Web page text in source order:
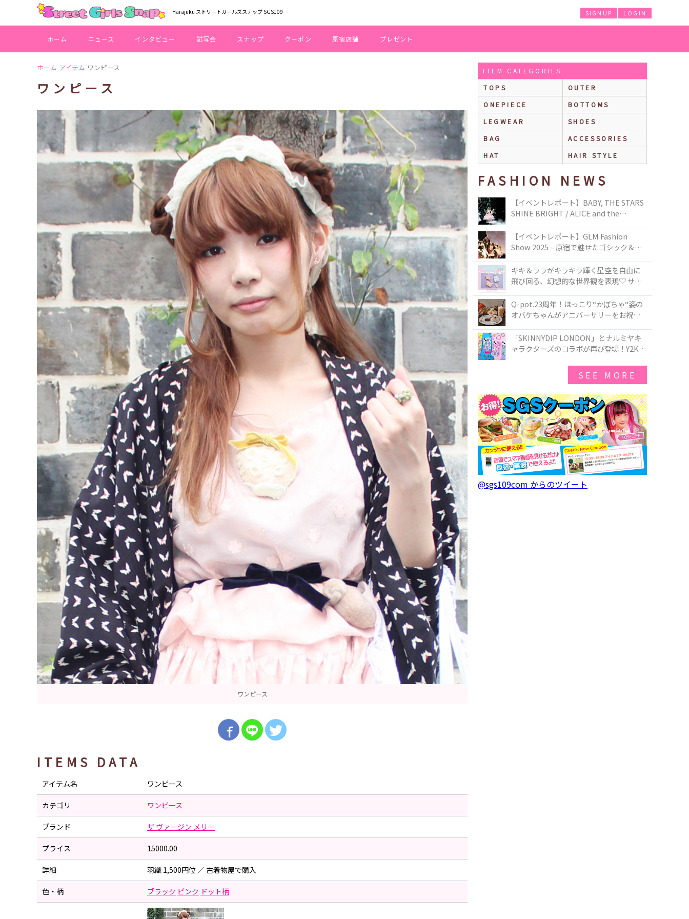
Harajuku ストリートガールズスナップ SGS109 LOGIN
SIGNUP
ホーム ニュース インタビュー 試写会 スナップ クーポン 原宿店舗 プレゼント
ホーム アイテム ワンピース
ワンピース
ワンピース
ITEMS DATA
アイテム名 ワンピース
カテゴリ ワンピース
ブランド ザ ヴァージン メリー
プライス 15000.00
詳細 羽織 1,500円位 ／ 古着物屋で購入
色・柄 ブラック ピンク ドット柄
ITEM CATEGORIES
TOPS
OUTER
ONEPIECE
BOTTOMS
LEGWEAR
SHOES
BAG
ACCESSORIES
HAT
HAIR STYLE
FASHION NEWS
【イベントレポート】BABY, THE STARS
SHINE BRIGHT / ALICE and the
TOKYO
【イベントレポート】GLM Fashion
Show 2025 – 原宿で魅せたゴシック＆ロ
キキ＆ララがキラキラ輝く星空を自由に
飛び回る、幻想的な世界観を表現♡ サマ
50周年アニバーサリーイヤー』を記念し
たコレクションが登場
Q-pot.23周年！ほっこり“かぼちゃ“姿の
オバケちゃんがアニバーサリーをお祝い
ー」が新発売！Q-pot CAFE.では「かぼち
ゃのオバケーキプレート」も登場
「SKINNYDIP LONDON」とナルミヤキ
ャラクターズのコラボが再び登場！Y2Kム
SEE MORE
@sgs109com からのツイート